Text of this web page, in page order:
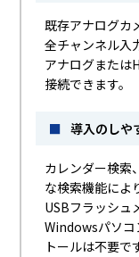
既存アナログカ
全チャンネル入
アナログまたは
接続できます。
■ 導入のしや
カレンダー検索
な検索機能によ
USBフラッシュ
Windowsパソコ
トールは不要で